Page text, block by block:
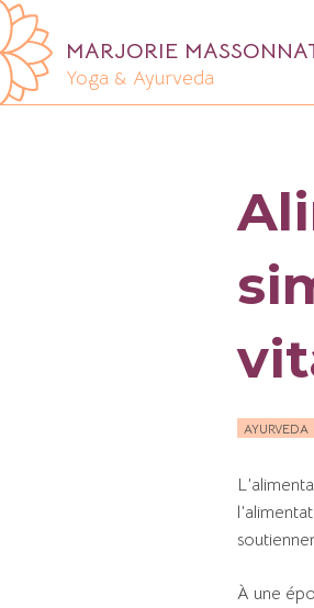
MARJORIE
Yoga & Ayurveda
AYURVEDA
À une